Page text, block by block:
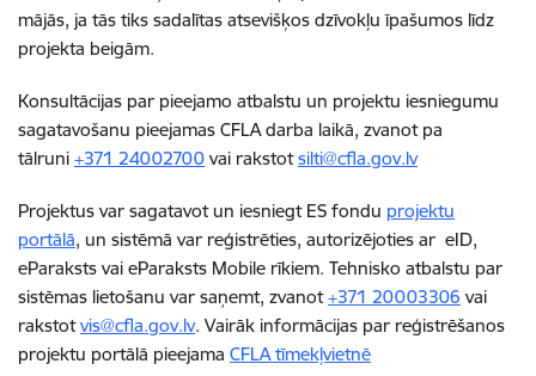
mājās, ja tās tiks sadalītas atsevišķos dzīvokļu īpašumos līdz
projekta beigām.
Konsultācijas par pieejamo atbalstu un projektu iesniegumu
sagatavošanu pieejamas CFLA darba laikā, zvanot pa
tālruni +371 24002700 vai rakstotsilti@cfla.gov.lv
Projektus var sagatavot un iesniegt ES fondu projektu
portālā, un sistēmā var reģistrēties, autorizējoties ar eID,
eParaksts vai eParaksts Mobile rīkiem. Tehnisko atbalstu par
sistēmas lietošanu var saņemt, zvanot+371 20003306 vai
rakstotvis@cfla.gov.lv. Vairāk informācijas par reģistrēšanos
projektu portālā pieejama CFLA tīmekļvietnē